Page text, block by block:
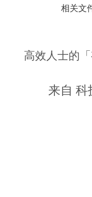
相关文
高效人士的
来自